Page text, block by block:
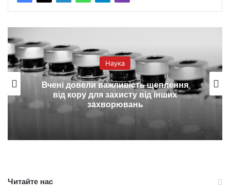
щеплення
від інших
Наука
Вчені з’ясували,
сяйво
Читайте нас